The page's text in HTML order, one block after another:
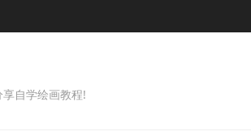
自学绘画教程!